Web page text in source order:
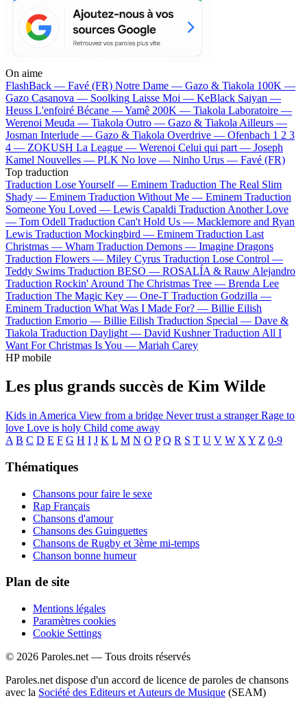
On aime
FlashBack — Favé (FR) Notre Dame — Gazo & Tiakola 100K —
Gazo Casanova — Soolking Laisse Moi — KeBlack Saiyan —
Heuss L'enfoiré Bécane —Yamê 200K — Tiakola Laboratoire —
Werenoi Meuda — Tiakola Outro — Gazo & Tiakola Ailleurs —
Josman Interlude — Gazo & Tiakola Overdrive — Ofenbach 1 2 3
4 — ZOKUSH La League — Werenoi Celui qui part — Joseph
Kamel Nouvelles — PLK No love — Ninho Urus — Favé (FR)
Top traduction
Traduction Lose Yourself — Eminem Traduction The Real Slim
Shady — Eminem Traduction Without Me — Eminem Traduction
Someone You Loved — Lewis Capaldi Traduction Another Love
— Tom Odell Traduction Can't Hold Us — Macklemore and Ryan
Lewis Traduction Mockingbird — Eminem Traduction Last
Christmas — Wham Traduction Demons — Imagine Dragons
Traduction Flowers — Miley Cyrus Traduction Lose Control —
Teddy Swims Traduction BESO — ROSALÍA & Rauw Alejandro
Traduction Rockin' Around The Christmas Tree — Brenda Lee
Traduction The Magic Key — One-T Traduction Godzilla —
Eminem Traduction What Was I Made For? — Billie Eilish
Traduction Emorio — Billie Eilish Traduction Special — Dave &
Tiakola Traduction Daylight — David Kushner Traduction All I
Want For Christmas Is You — Mariah Carey
HP mobile
Les plus grands succès de Kim Wilde
Kids in America View from a bridge Never trust a strangerRage to
love Love is holy Child come away
A B C D E F G H I J K L M N O P Q R S T U V W X Y Z 0-9
Thématiques
Chansons pour faire le sexe
Rap Français
Chansons d'amour
Chansons des Guinguettes
Chansons de Rugby et 3ème mi-temps
Chanson bonne humeur
Plan de site
Mentions légales
Paramètres cookies
Cookie Settings
© 2026 Paroles.net — Tous droits réservés
Paroles.net dispose d'un accord de licence de paroles de chansons
avec la Société des Editeurs et Auteurs de Musique (SEAM)